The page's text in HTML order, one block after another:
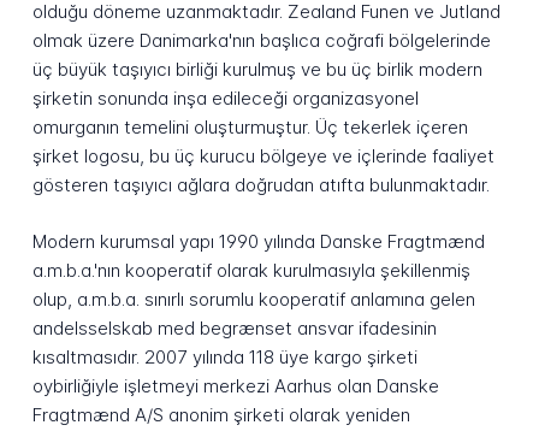
olduğu döneme uzanmaktadır. Zealand Funen ve Jutland
olmak üzere Danimarka'nın başlıca coğrafi bölgelerinde
üç büyük taşıyıcı birliği kurulmuş ve bu üç birlik modern
şirketin sonunda inşa edileceği organizasyonel
omurganın temelini oluşturmuştur. Üç tekerlek içeren
şirket logosu, bu üç kurucu bölgeye ve içlerinde faaliyet
gösteren taşıyıcı ağlara doğrudan atıfta bulunmaktadır.
Modern kurumsal yapı 1990 yılında Danske Fragtmænd
a.m.b.a.'nın kooperatif olarak kurulmasıyla şekillenmiş
olup, a.m.b.a. sınırlı sorumlu kooperatif anlamına gelen
andelsselskab med begrænset ansvar ifadesinin
kısaltmasıdır. 2007 yılında 118 üye kargo şirketi
oybirliğiyle işletmeyi merkezi Aarhus olan Danske
Fragtmænd A/S anonim şirketi olarak yeniden